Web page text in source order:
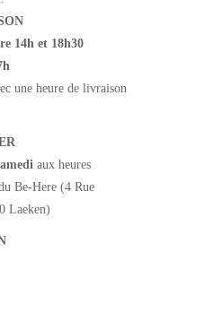
14h et 18h30
une heure de livraison
aux heures
Be-Here (4 Rue
Laeken)